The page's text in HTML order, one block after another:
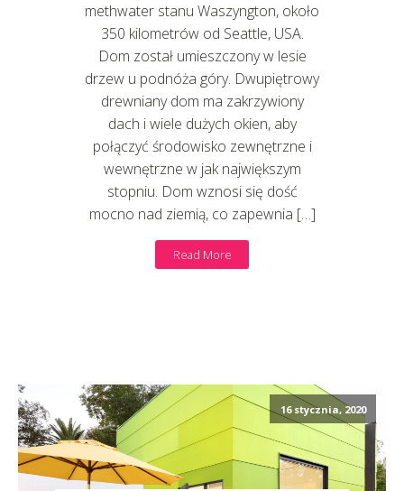
methwater stanu Waszyngton, około
350 kilometrów od Seattle, USA.
Dom został umieszczony w lesie
drzew u podnóża góry. Dwupiętrowy
drewniany dom ma zakrzywiony
dach i wiele dużych okien, aby
połączyć środowisko zewnętrzne i
wewnętrzne w jak największym
stopniu. Dom wznosi się dość
mocno nad ziemią, co zapewnia […]
Read More
16 stycznia, 2020